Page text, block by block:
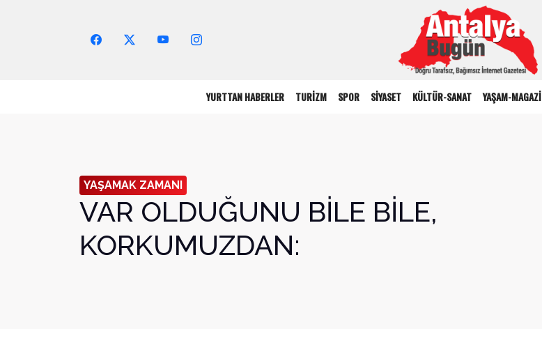
YURTTAN HABERLER TURİZM SPOR SİYASET KÜLTÜR-SANAT YAŞAM-
YAŞAMAK ZAMANI
VAR OLDUĞUNU BİLE BİLE,
KORKUMUZDAN:
Arama Yap!